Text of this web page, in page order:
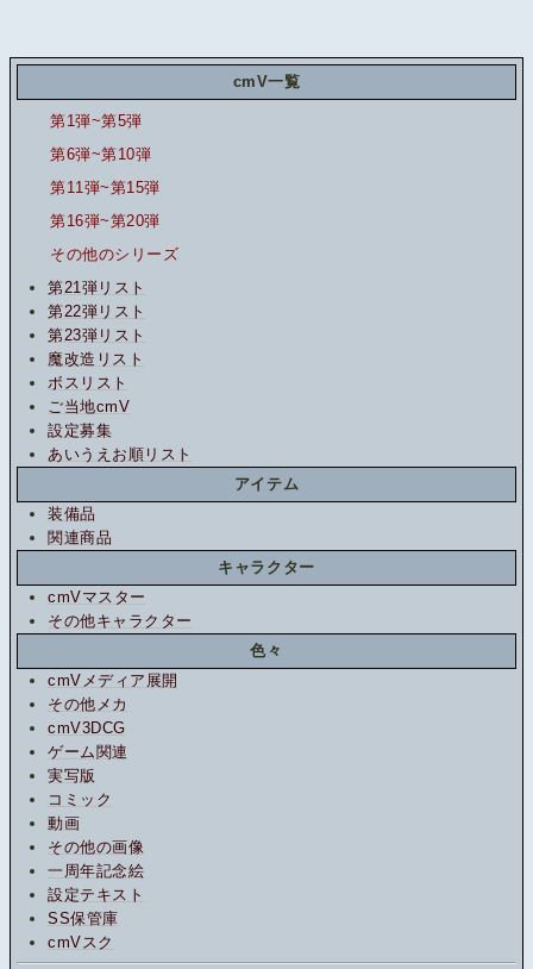
cmV一覧
第1弾~第5弾
第6弾~第10弾
第11弾~第15弾
第16弾~第20弾
その他のシリーズ
第21弾リスト
第22弾リスト
第23弾リスト
魔改造リスト
ボスリスト
ご当地cmV
設定募集
あいうえお順リスト
アイテム
装備品
関連商品
キャラクター
cmVマスター
その他キャラクター
色々
cmVメディア展開
その他メカ
cmV3DCG
ゲーム関連
実写版
コミック
動画
その他の画像
一周年記念絵
設定テキスト
SS保管庫
cmVスク